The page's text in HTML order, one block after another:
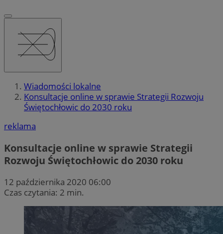
Wiadomości lokalne
Konsultacje online w sprawie Strategii Rozwoju
Świętochłowic do 2030 roku
reklama
Konsultacje online w sprawie Strategii
Rozwoju Świętochłowic do 2030 roku
12 października 2020 06:00
Czas czytania: 2 min.